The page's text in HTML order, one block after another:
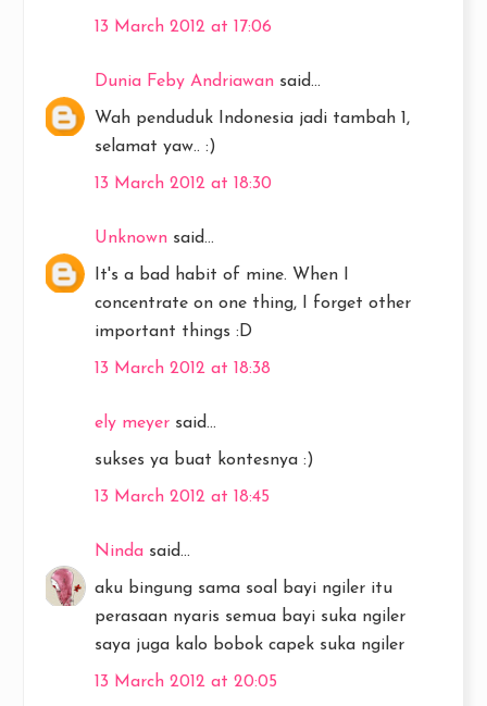
13 March 2012 at 17:06
Dunia Feby Andriawan said...
Wah penduduk Indonesia jadi tambah 1,
selamat yaw.. :)
13 March 2012 at 18:30
Unknown said...
It's a bad habit of mine. When I
concentrate on one thing, I forget other
important things :D
13 March 2012 at 18:38
ely meyer said...
sukses ya buat kontesnya :)
13 March 2012 at 18:45
Ninda said...
aku bingung sama soal bayi ngiler itu
perasaan nyaris semua bayi suka ngiler
saya juga kalo bobok capek suka ngiler
13 March 2012 at 20:05